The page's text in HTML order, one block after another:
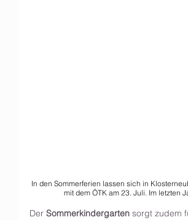
In den Sommerferien lassen sich in
mit dem ÖTK am 23. Juli. Im letzten
Der Sommerkindergarten sorgt zudem